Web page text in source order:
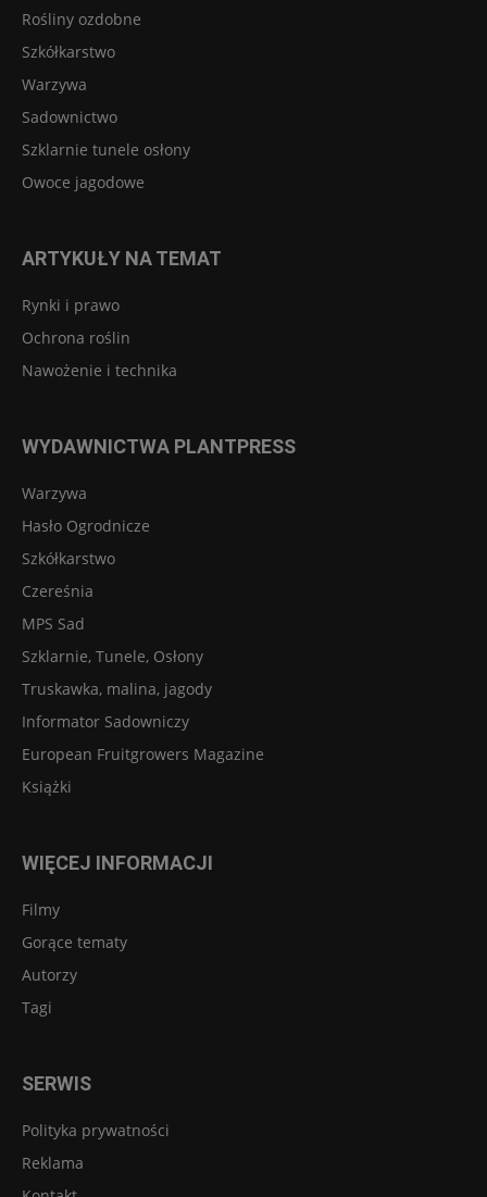
Rośliny ozdobne
Szkółkarstwo
Warzywa
Sadownictwo
Szklarnie tunele osłony
Owoce jagodowe
ARTYKUŁY NA TEMAT
Rynki i prawo
Ochrona roślin
Nawożenie i technika
WYDAWNICTWA PLANTPRESS
Warzywa
Hasło Ogrodnicze
Szkółkarstwo
Czereśnia
MPS Sad
Szklarnie, Tunele, Osłony
Truskawka, malina, jagody
Informator Sadowniczy
European Fruitgrowers Magazine
Książki
WIĘCEJ INFORMACJI
Filmy
Gorące tematy
Autorzy
Tagi
SERWIS
Polityka prywatności
Reklama